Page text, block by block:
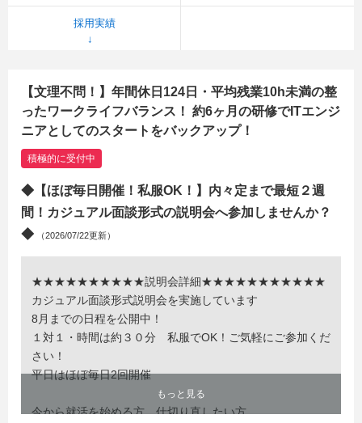
採用実績
【文理不問！】年間休日124日・平均残業10h未満の整
ったワークライフバランス！ 約6ヶ月の研修でITエンジ
ニアとしてのスタートをバックアップ！
積極的に受付中
◆【ほぼ毎日開催！私服OK！】内々定まで最短２週
間！カジュアル面談形式の説明会へ参加しませんか？
◆ （2026/07/22更新）
★★★★★★★★★★説明会詳細★★★★★★★★★★★
カジュアル面談形式説明会を実施しています
8月までの日程を公開中！
１対１・時間は約３０分 私服でOK！ご気軽にご参加くだ
さい！
平日はほぼ毎日2回開催
今から就活を始める方、仕切り直したい方、
もっと見る